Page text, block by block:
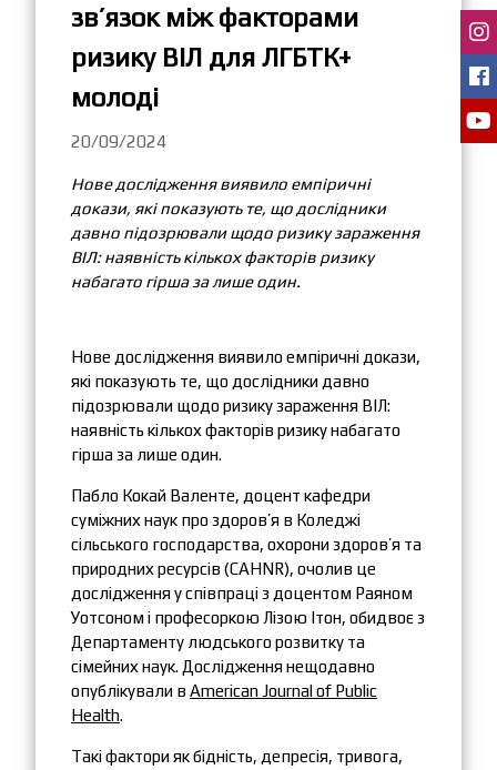
зв’язок між факторами
ризику ВІЛ для ЛГБТК+
молоді
20/09/2024
Нове дослідження виявило емпіричні
докази, які показують те, що дослідники
давно підозрювали щодо ризику зараження
ВІЛ: наявність кількох факторів ризику
набагато гірша за лише один.
Нове дослідження виявило емпіричні докази,
які показують те, що дослідники давно
підозрювали щодо ризику зараження ВІЛ:
наявність кількох факторів ризику набагато
гірша за лише один.
Пабло Кокай Валенте, доцент кафедри
суміжних наук про здоров’я в Коледжі
сільського господарства, охорони здоров’я та
природних ресурсів (CAHNR), очолив це
дослідження у співпраці з доцентом Раяном
Уотсоном і професоркою Лізою Ітон, обидвоє з
Департаменту людського розвитку та
сімейних наук. Дослідження нещодавно
опублікували в American Journal of Public
Health.
Такі фактори як бідність, депресія, тривога,